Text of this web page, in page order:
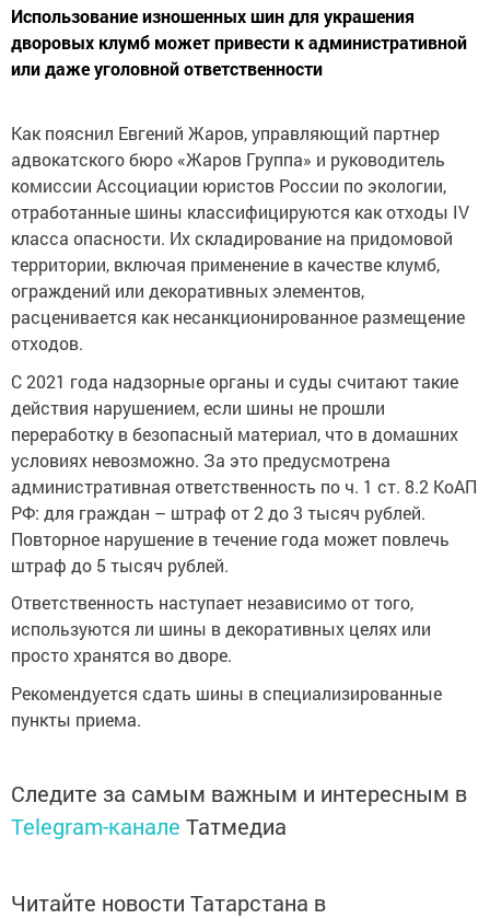
Использование изношенных шин для украшения
дворовых клумб может привести к административной
или даже уголовной ответственности
Как пояснил Евгений Жаров, управляющий партнер
адвокатского бюро «Жаров Группа» и руководитель
комиссии Ассоциации юристов России по экологии,
отработанные шины классифицируются как отходы IV
класса опасности. Их складирование на придомовой
территории, включая применение в качестве клумб,
ограждений или декоративных элементов,
расценивается как несанкционированное размещение
отходов.
С 2021 года надзорные органы и суды считают такие
действия нарушением, если шины не прошли
переработку в безопасный материал, что в домашних
условиях невозможно. За это предусмотрена
административная ответственность по ч. 1 ст. 8.2 КоАП
РФ: для граждан – штраф от 2 до 3 тысяч рублей.
Повторное нарушение в течение года может повлечь
штраф до 5 тысяч рублей.
Ответственность наступает независимо от того,
используются ли шины в декоративных целях или
просто хранятся во дворе.
Рекомендуется сдать шины в специализированные
пункты приема.
Следите за самым важным и интересным в
Telegram-канале Татмедиа
Читайте новости Татарстана в